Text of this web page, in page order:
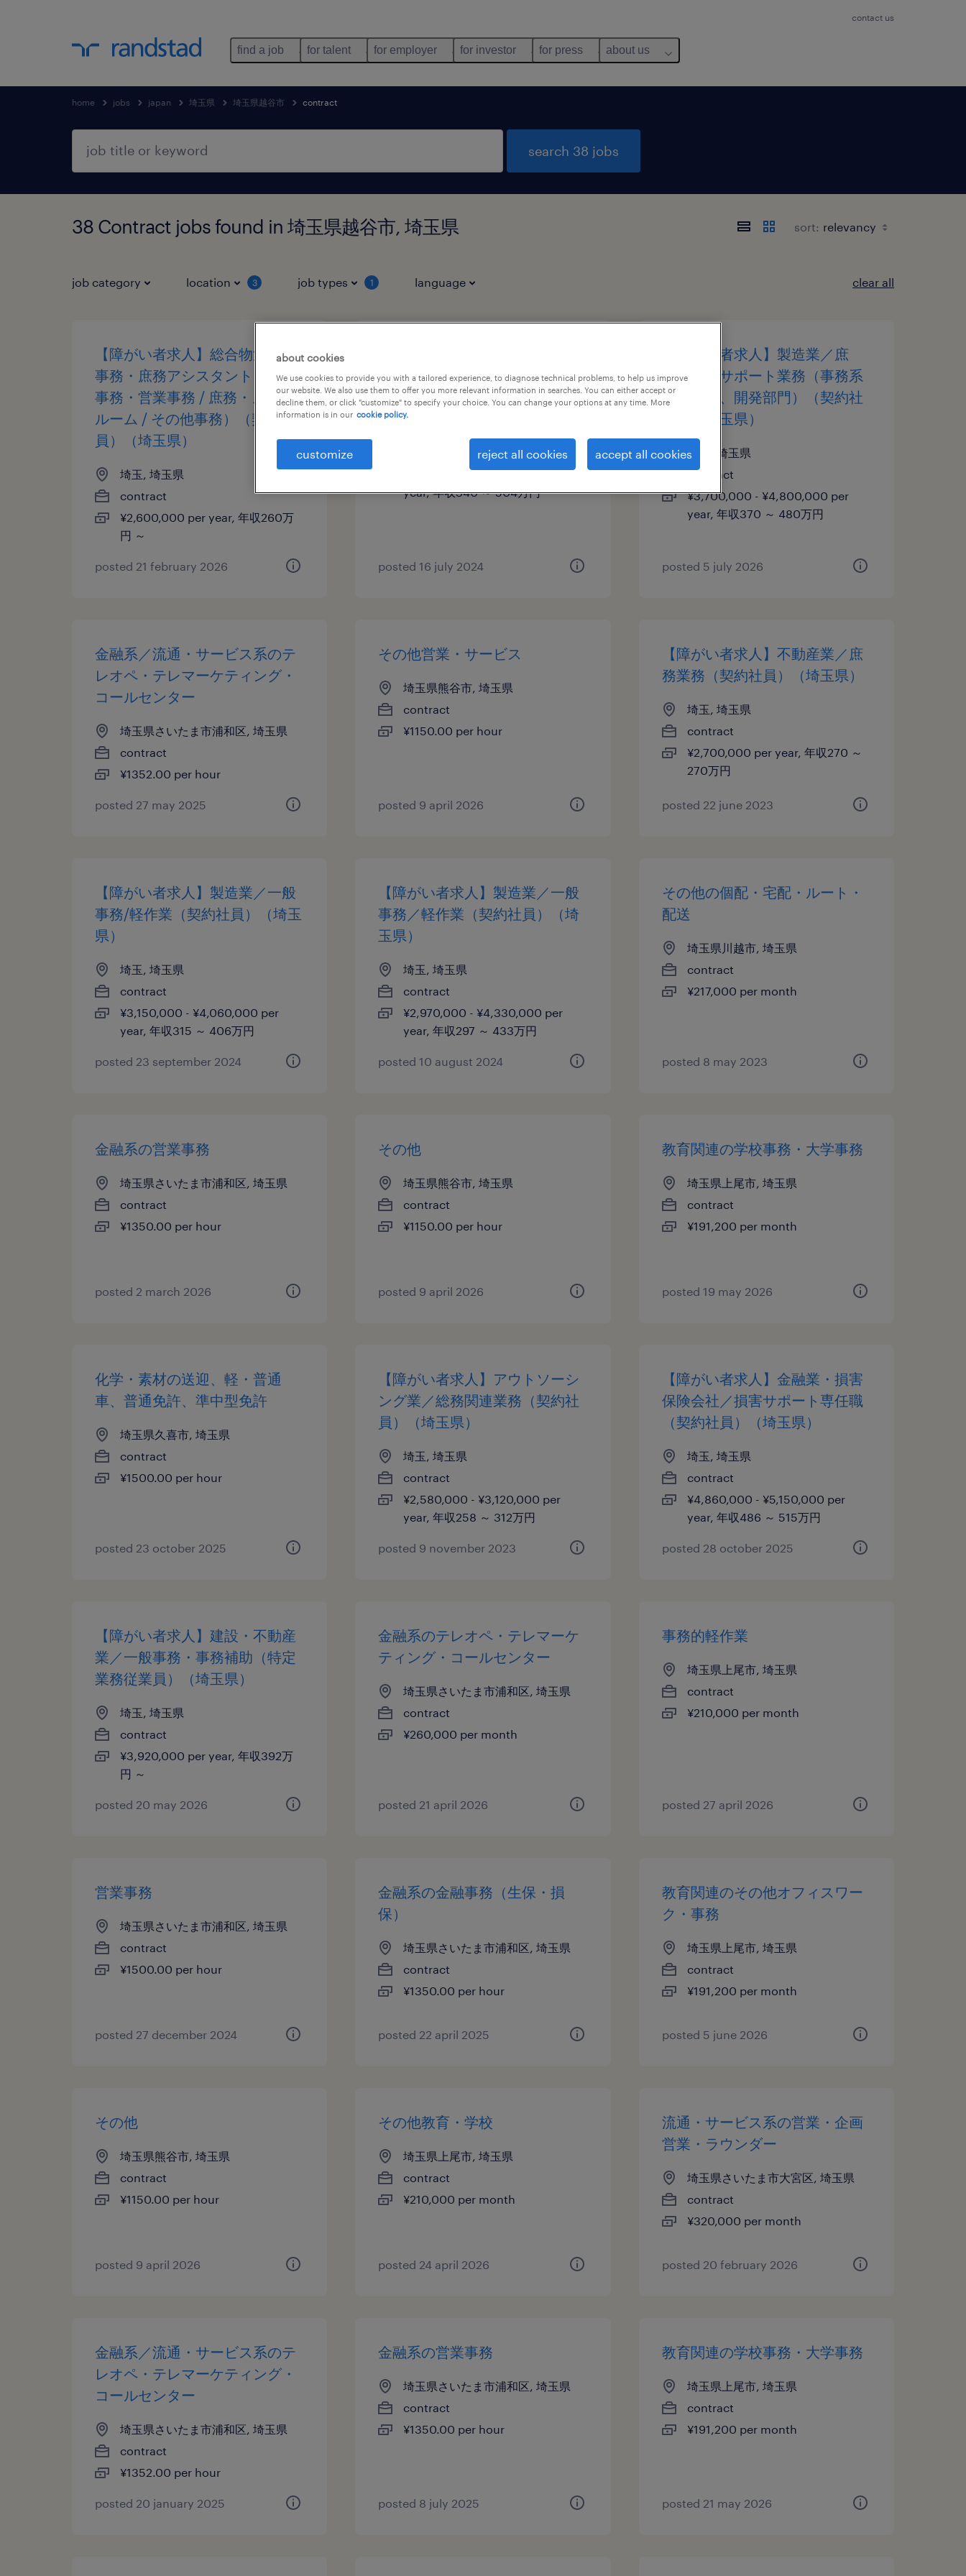
contact us
find a job for talent for employer for investor for press about us
home jobs japan 埼玉県 埼玉県越谷市 contract
search 38 jobs
38 Contract jobs found in 埼玉県越谷市, 埼玉県 sort:
job category location 3 job types 1 language clear all
【障がい者求人】総合物流業／
事務・庶務アシスタント（一般
事務・営業事務 / 庶務・メール
ルーム / その他事務）（契約社
員）（埼玉県）
埼玉, 埼玉県
contract
¥2,600,000 per year, 年収260万
円 ～
posted 21 february 2026
プンポジション（契約社員）
（埼玉県）
¥3,400,000 - ¥5,040,000 per
year, 年収340 ～ 504万円
posted 16 july 2024
【障がい者求人】製造業／庶
務・事務サポート業務（事務系
職種部門、開発部門）（契約社
員）（埼玉県）
埼玉, 埼玉県
contract
¥3,700,000 - ¥4,800,000 per
year, 年収370 ～ 480万円
posted 5 july 2026
金融系／流通・サービス系のテ
レオペ・テレマーケティング・
コールセンター
埼玉県さいたま市浦和区, 埼玉県
contract
¥1352.00 per hour
posted 27 may 2025
その他営業・サービス
埼玉県熊谷市, 埼玉県
contract
¥1150.00 per hour
posted 9 april 2026
【障がい者求人】不動産業／庶
務業務（契約社員）（埼玉県）
埼玉, 埼玉県
contract
¥2,700,000 per year, 年収270 ～
270万円
posted 22 june 2023
【障がい者求人】製造業／一般
事務/軽作業（契約社員）（埼玉
県）
埼玉, 埼玉県
contract
¥3,150,000 - ¥4,060,000 per
year, 年収315 ～ 406万円
posted 23 september 2024
【障がい者求人】製造業／一般
事務／軽作業（契約社員）（埼
玉県）
埼玉, 埼玉県
contract
¥2,970,000 - ¥4,330,000 per
year, 年収297 ～ 433万円
posted 10 august 2024
その他の個配・宅配・ルート・
配送
埼玉県川越市, 埼玉県
contract
¥217,000 per month
posted 8 may 2023
金融系の営業事務
埼玉県さいたま市浦和区, 埼玉県
contract
¥1350.00 per hour
posted 2 march 2026
その他
埼玉県熊谷市, 埼玉県
contract
¥1150.00 per hour
posted 9 april 2026
教育関連の学校事務・大学事務
埼玉県上尾市, 埼玉県
contract
¥191,200 per month
posted 19 may 2026
化学・素材の送迎、軽・普通
車、普通免許、準中型免許
埼玉県久喜市, 埼玉県
contract
¥1500.00 per hour
posted 23 october 2025
【障がい者求人】アウトソーシ
ング業／総務関連業務（契約社
員）（埼玉県）
埼玉, 埼玉県
contract
¥2,580,000 - ¥3,120,000 per
year, 年収258 ～ 312万円
posted 9 november 2023
【障がい者求人】金融業・損害
保険会社／損害サポート専任職
（契約社員）（埼玉県）
埼玉, 埼玉県
contract
¥4,860,000 - ¥5,150,000 per
year, 年収486 ～ 515万円
posted 28 october 2025
【障がい者求人】建設・不動産
業／一般事務・事務補助（特定
業務従業員）（埼玉県）
埼玉, 埼玉県
contract
¥3,920,000 per year, 年収392万
円 ～
posted 20 may 2026
金融系のテレオペ・テレマーケ
ティング・コールセンター
埼玉県さいたま市浦和区, 埼玉県
contract
¥260,000 per month
posted 21 april 2026
事務的軽作業
埼玉県上尾市, 埼玉県
contract
¥210,000 per month
posted 27 april 2026
営業事務
埼玉県さいたま市浦和区, 埼玉県
contract
¥1500.00 per hour
posted 27 december 2024
金融系の金融事務（生保・損
保）
埼玉県さいたま市浦和区, 埼玉県
contract
¥1350.00 per hour
posted 22 april 2025
教育関連のその他オフィスワー
ク・事務
埼玉県上尾市, 埼玉県
contract
¥191,200 per month
posted 5 june 2026
その他
埼玉県熊谷市, 埼玉県
contract
¥1150.00 per hour
posted 9 april 2026
その他教育・学校
埼玉県上尾市, 埼玉県
contract
¥210,000 per month
posted 24 april 2026
流通・サービス系の営業・企画
営業・ラウンダー
埼玉県さいたま市大宮区, 埼玉県
contract
¥320,000 per month
posted 20 february 2026
金融系／流通・サービス系のテ
レオペ・テレマーケティング・
コールセンター
埼玉県さいたま市浦和区, 埼玉県
contract
¥1352.00 per hour
posted 20 january 2025
金融系の営業事務
埼玉県さいたま市浦和区, 埼玉県
contract
¥1350.00 per hour
posted 8 july 2025
教育関連の学校事務・大学事務
埼玉県上尾市, 埼玉県
contract
¥191,200 per month
posted 21 may 2026
about cookies
We use cookies to provide you with a tailored experience, to diagnose technical problems, to help us improve
our website. We also use them to offer you more relevant information in searches. You can either accept or
decline them, or click "customize" to specify your choice. You can change your options at any time. More
information is in our cookie policy.
customize reject all cookies accept all cookies